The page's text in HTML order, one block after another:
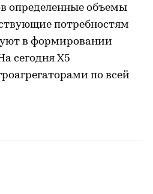
определенные объемы
потребностям
в формировании
сегодня X5
по всей